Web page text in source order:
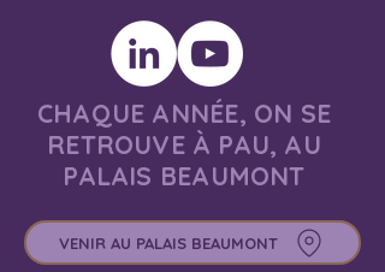
CHAQUE ANNÉE, ON SE
RETROUVE À PAU, AU
PALAIS BEAUMONT
VENIR AU PALAIS BEAUMONT